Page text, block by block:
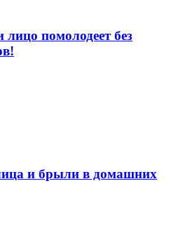
лицо помолодеет без
и брыли в домашних